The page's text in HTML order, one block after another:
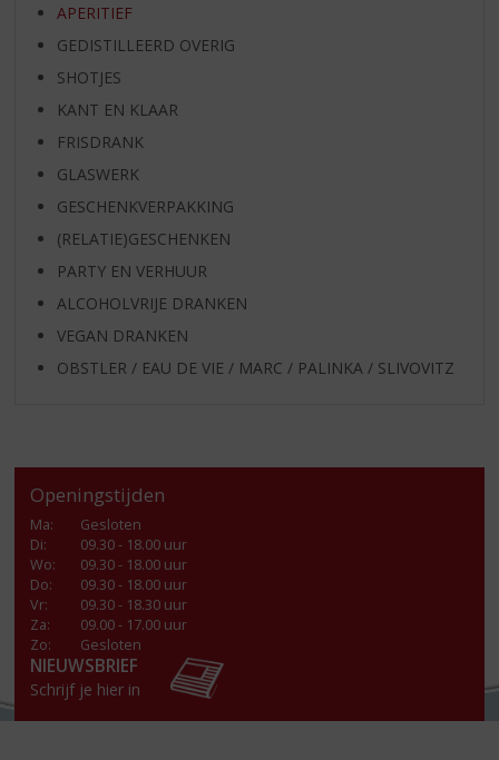
APERITIEF
GEDISTILLEERD OVERIG
SHOTJES
KANT EN KLAAR
FRISDRANK
GLASWERK
GESCHENKVERPAKKING
(RELATIE)GESCHENKEN
PARTY EN VERHUUR
ALCOHOLVRIJE DRANKEN
VEGAN DRANKEN
OBSTLER / EAU DE VIE / MARC / PALINKA / SLIVOVITZ
Openingstijden
Ma:
Gesloten
Di:
09.30 - 18.00 uur
Wo:
09.30 - 18.00 uur
Do:
09.30 - 18.00 uur
Vr:
09.30 - 18.30 uur
Za:
09.00 - 17.00 uur
Zo:
Gesloten
NIEUWSBRIEF
Schrijf je hier in